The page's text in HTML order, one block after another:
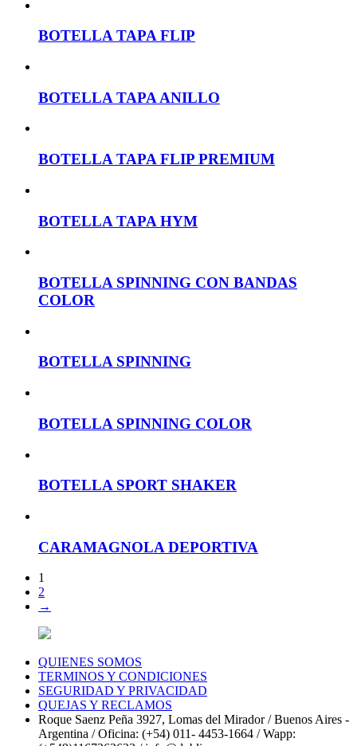
BOTELLA TAPA FLIP
BOTELLA TAPA ANILLO
BOTELLA TAPA FLIP PREMIUM
BOTELLA TAPA HYM
BOTELLA SPINNING CON BANDAS
COLOR
BOTELLA SPINNING
BOTELLA SPINNING COLOR
BOTELLA SPORT SHAKER
CARAMAGNOLA DEPORTIVA
1
2
→
QUIENES SOMOS
TERMINOS Y CONDICIONES
SEGURIDAD Y PRIVACIDAD
QUEJAS Y RECLAMOS
Roque Saenz Peña 3927, Lomas del Mirador / Buenos Aires -
Argentina / Oficina: (+54) 011- 4453-1664 / Wapp: